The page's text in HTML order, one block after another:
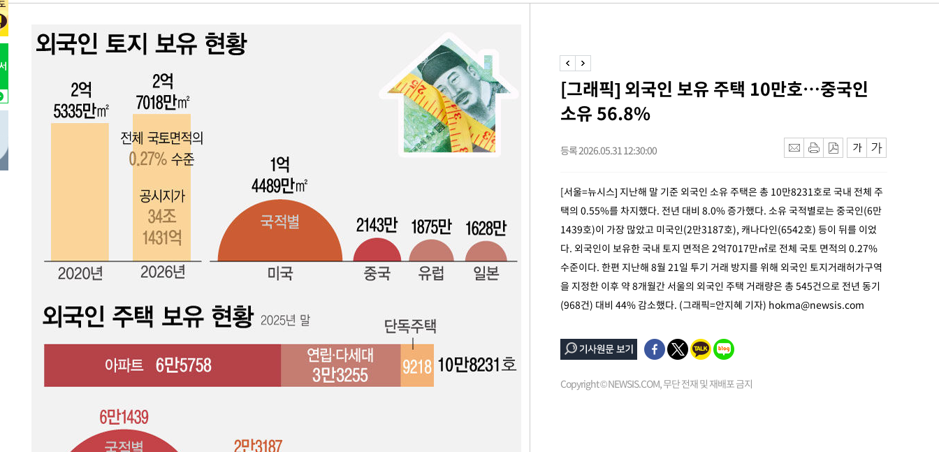
[그래픽] 외국인 보유 주택 10만호…중국인
소유 56.8%
등록 2026.05.31 12:30:00
[서울=뉴시스] 지난해 말 기준 외국인 소유 주택은 총 10만8231호로 국내 전체 주
택의 0.55%를 차지했다. 전년 대비 8.0% 증가했다. 소유 국적별로는 중국인(6만
1439호)이 가장 많았고 미국인(2만3187호), 캐나다인(6542호) 등이 뒤를 이었
다. 외국인이 보유한 국내 토지 면적은 2억7017만㎡로 전체 국토 면적의 0.27%
수준이다. 한편 지난해 8월 21일 투기 거래 방지를 위해 외국인 토지거래허가구역
을 지정한 이후 약 8개월간 서울의 외국인 주택 거래량은 총 545건으로 전년 동기
(968건) 대비 44% 감소했다. (그래픽=안지혜 기자) hokma@newsis.com
Copyright © NEWSIS.COM, 무단 전재 및 재배포 금지